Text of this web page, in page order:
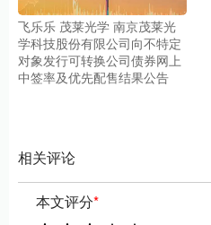
飞乐乐 茂莱光学 南京茂莱光
学科技股份有限公司向不特定
对象发行可转换公司债券网上
中签率及优先配售结果公告
相关评论
本文评分*